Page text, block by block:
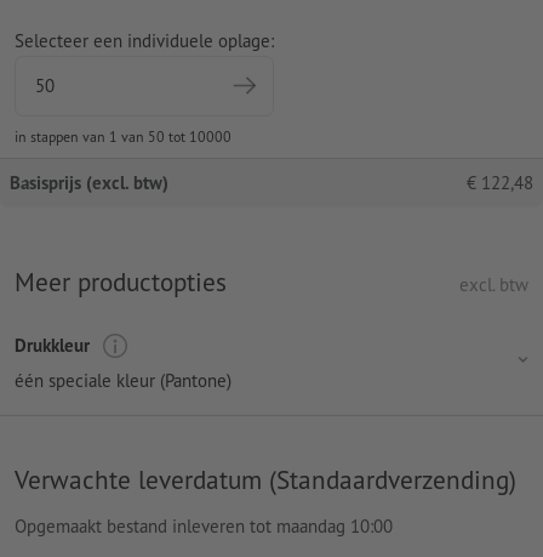
Selecteer een individuele oplage:
in stappen van 1 van 50 tot 10000
Basisprijs (excl. btw) € 122,48
Meer productopties excl. btw
Drukkleur
één speciale kleur (Pantone)
Verwachte leverdatum (Standaardverzending)
Opgemaakt bestand inleveren tot maandag 10:00